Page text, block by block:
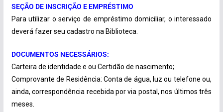
SEÇÃO DE INSCRIÇÃO E EMPRÉSTIMO
Para utilizar o serviço de empréstimo domiciliar, o interessado
deverá fazer seu cadastro na Biblioteca.
DOCUMENTOS NECESSÁRIOS:
Carteira de identidade e ou Certidão de nascimento;
Comprovante de Residência: Conta de água, luz ou telefone ou,
ainda, correspondência recebida por via postal, nos últimos três
meses.